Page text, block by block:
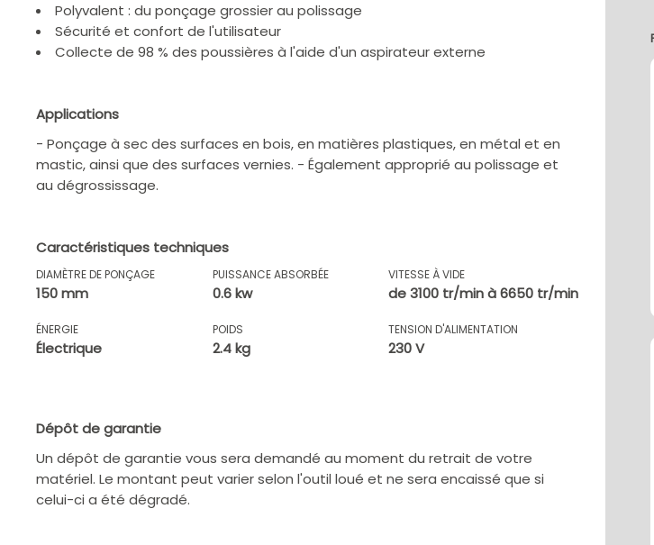
Polyvalent : du ponçage grossier au polissage
Sécurité et confort de l'utilisateur
Collecte de 98 % des poussières à l'aide d'un aspirateur externe
Applications
- Ponçage à sec des surfaces en bois, en matières plastiques, en métal et en
mastic, ainsi que des surfaces vernies. - Également approprié au polissage et
au dégrossissage.
Caractéristiques techniques
DIAMÈTRE DE PONÇAGE
150 mm
PUISSANCE ABSORBÉE
0.6 kw
VITESSE À VIDE
de 3100 tr/min à 6650 tr/min
ÉNERGIE
Électrique
POIDS
2.4 kg
TENSION D'ALIMENTATION
230 V
Dépôt de garantie
Un dépôt de garantie vous sera demandé au moment du retrait de votre
matériel. Le montant peut varier selon l'outil loué et ne sera encaissé que si
celui-ci a été dégradé.